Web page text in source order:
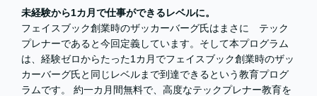
未経験から1カ月で仕事ができるレベルに。
フェイスブック創業時のザッカーバーグ氏はまさに テック
プレナーであると今回定義しています。そして本プログラム
は、経験ゼロからたった1カ月でフェイスブック創業時のザッ
カーバーグ氏と同じレベルまで到達できるという教育プログ
ラムです。 約一カ月間無料で、高度なテックプレナー教育を